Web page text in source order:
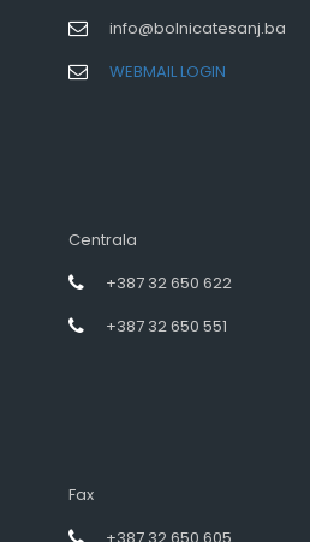
info@bolnicatesanj.ba
WEBMAIL LOGIN
Centrala
+387 32 650 622
+387 32 650 551
Fax